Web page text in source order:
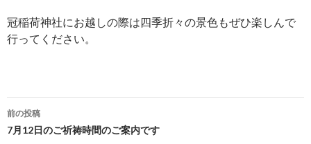
冠稲荷神社にお越しの際は四季折々の景色もぜひ楽しんで
行ってください。
投
稿
前の投稿
7月12日のご祈祷時間のご案内です